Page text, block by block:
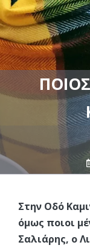
Στην Οδό
όμως ποιοι
Σαλιάρης, ο